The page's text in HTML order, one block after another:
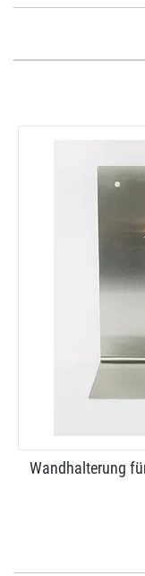
Wandhalterung